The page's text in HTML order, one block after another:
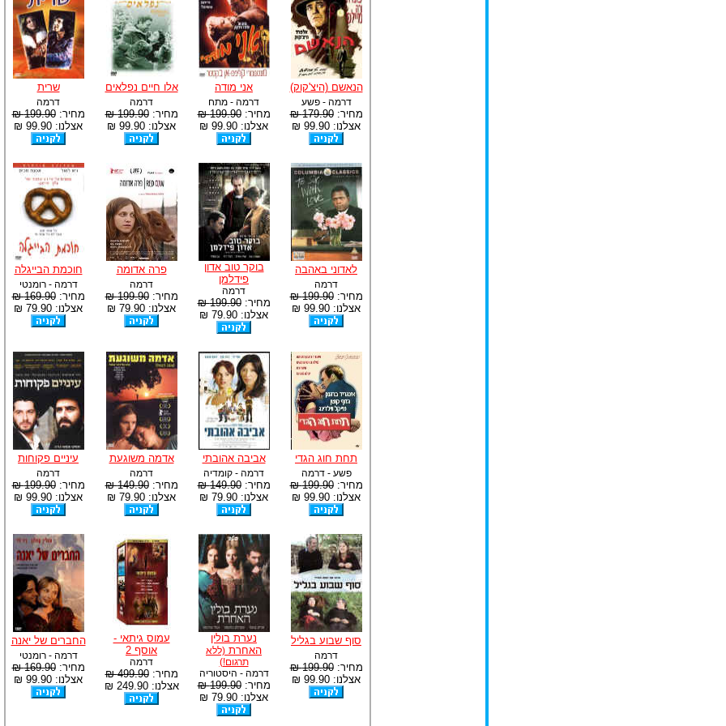
הנאשם (היצ'קוק)
דרמה - פשע
מחיר:179.90 ₪
אצלנו: 99.90 ₪
אני מודה
דרמה - מתח
מחיר:199.90 ₪
אצלנו: 99.90 ₪
אלו חיים נפלאים
דרמה
מחיר:199.90 ₪
אצלנו: 99.90 ₪
שרית
דרמה
מחיר:199.90 ₪
אצלנו: 99.90 ₪
לאדוני באהבה
דרמה
מחיר:199.90 ₪
אצלנו: 99.90 ₪
בוקר טוב אדון
פידלמן
דרמה
מחיר:199.90 ₪
אצלנו: 79.90 ₪
פרה אדומה
דרמה
מחיר:199.90 ₪
אצלנו: 79.90 ₪
חוכמת הבייגלה
דרמה - רומנטי
מחיר:169.90 ₪
אצלנו: 79.90 ₪
תחת חוג הגדי
פשע - דרמה
מחיר:199.90 ₪
אצלנו: 99.90 ₪
אביבה אהובתי
דרמה - קומדיה
מחיר:149.90 ₪
אצלנו: 79.90 ₪
אדמה משוגעת
דרמה
מחיר:149.90 ₪
אצלנו: 79.90 ₪
עיניים פקוחות
דרמה
מחיר:199.90 ₪
אצלנו: 99.90 ₪
סוף שבוע בגליל
דרמה
מחיר:199.90 ₪
אצלנו: 99.90 ₪
נערת בולין
האחרת (ללא
תרגום!)
דרמה - היסטוריה
מחיר:199.90 ₪
אצלנו: 79.90 ₪
עמוס גיתאי -
אוסף 2
דרמה
מחיר:499.90 ₪
אצלנו: 249.90 ₪
החברים של יאנה
דרמה - רומנטי
מחיר:169.90 ₪
אצלנו: 99.90 ₪